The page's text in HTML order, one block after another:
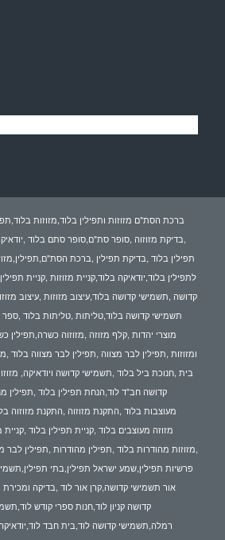
ברכת הסת"ם מזוזות ותפילין בלוד,מזוזות
,בדיקת מזוזוה ,סופר סת"ם,סופר סתם בלוד
תפילין בלוד ,בדיקת תפילין ,ברכת
לתפילין בלוד,יודאיקה בלוד,קניית מזוזות ,קניית
קדושה ,תשמישי קדושה בלוד,עיצוב מזוזות ,עיצוב
תשמישי קדושה בלוד,טליתות ,טליתות בלוד ,ספר
מוצרי יהדות ,קלף מזוזה ,מזוזוה כשרה,תפילין
ומזוזות ,תפילין לבר מצווה ,תפילין לבר מצווה בלוד
בית ,חנוכת ביל בלוד ,תשמישי קדושה ויודאיקה,
קדושה חב"ד לוד,הנחת תפילין בלוד ,תפילין
מעוצבות בלוד ,התקנת מזוזוה ,התקנת מזוזוה
מזוזה מעוצבים בלוד ,קניית תפילין בלוד
,מזוזות מהודרות בלוד ,תפילין מהודרות ,תפילין לבר
אור תשמישי קדושה,קרן אור לוד ,בדיקה ומכירת
קדושה קניון לוד,חנות ספרי קודש
רמלה,תשמישי קדושה לוד,בית חבד